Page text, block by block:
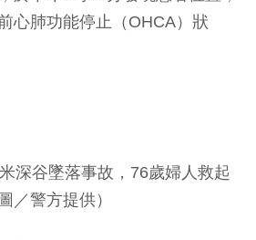
心肺功能停止（OHCA）狀
深谷墜落事故，76歲婦人救起
／警方提供）